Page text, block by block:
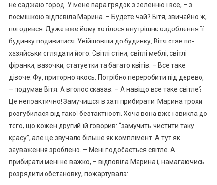
не саджаю город. У мене пара грядок з зеленню і все, – з
посмішкою відповіла Марина. – Будете чай? Вітя, звичайно ж,
погодився. Дуже вже йому хотілося внутрішнє оздоблення її
будинку подивитися. Увійшовши до будинку, Вітя став по-
хазяйськи оглядати його. Світлі стіни, світлі меблі, світлі
фіранки, вазочки, статуетки та багато квітів. – Все таке
дівоче. Фу, приторно якось. Потрібно переробити під дерево,
– подумав Вітя. А вголос сказав: – А навіщо все таке світле?
Це непрактично! Замучишся в хаті прибирати. Марина трохи
розгубилася від такої безтактності. Хоча вона вже і звикла до
того, що кожен другий їй говорив: “замучить чистити таку
красу”, але це звучало більше як комплімент. А тут як
зауваження зроблено. – Мені подобається світле. А
прибирати мені не важко, – відповіла Марина і, намагаючись
розрядити обстановку, пожартувала: